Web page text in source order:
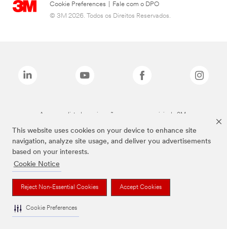
This website uses cookies on your device to enhance site
navigation, analyze site usage, and deliver you advertisements
based on your interests.
Cookie Notice
Reject Non-Essential Cookies Accept Cookies
Cookie Preferences
Cookie Preferences
Fale com o DPO
© 3M 2026. Todos os Direitos Reservados.
As marcas listadas a cima são marcas comerciais da 3M.